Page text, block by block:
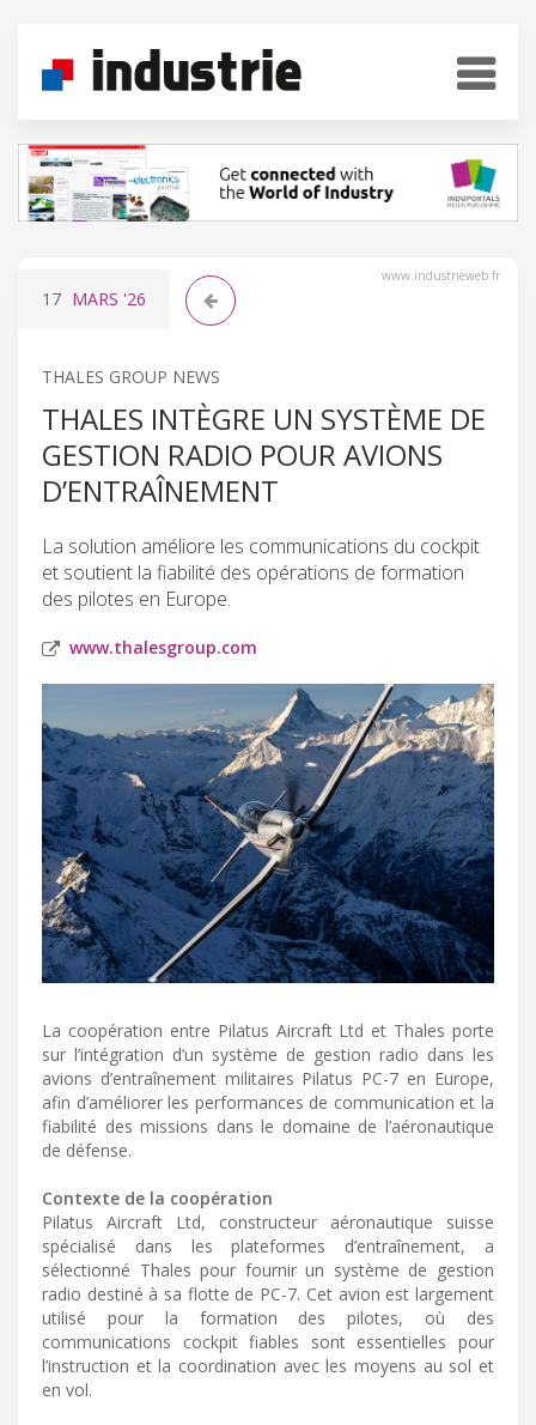
www.industrieweb.fr
17 MARS '26
THALES GROUP NEWS
THALES INTÈGRE UN SYSTÈME DE
GESTION RADIO POUR AVIONS
D’ENTRAÎNEMENT
La solution améliore les communications du cockpit
et soutient la fiabilité des opérations de formation
des pilotes en Europe.
www.thalesgroup.com
La coopération entre Pilatus Aircraft Ltd et Thales porte
sur l’intégration d’un système de gestion radio dans les
avions d’entraînement militaires Pilatus PC-7 en Europe,
afin d’améliorer les performances de communication et la
fiabilité des missions dans le domaine de l’aéronautique
de défense.
Contexte de la coopération
Pilatus Aircraft Ltd, constructeur aéronautique suisse
spécialisé dans les plateformes d’entraînement, a
sélectionné Thales pour fournir un système de gestion
radio destiné à sa flotte de PC-7. Cet avion est largement
utilisé pour la formation des pilotes, où des
communications cockpit fiables sont essentielles pour
l’instruction et la coordination avec les moyens au sol et
en vol.